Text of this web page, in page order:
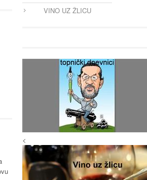
VINO UZ ŽLICU
<